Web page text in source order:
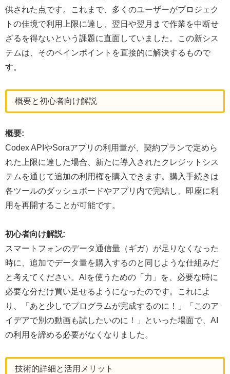
供された点です。これまで、多くのユーザーがプロジェク
トの佳境で利用上限に達し、翌日や翌月まで作業を中断せ
ざるを得ないという課題に直面していました。この新シス
テムは、そのペインポイントを直接的に解決するもので
す。
概要と初心者向け解説
概要:
Codex APIやSoraアプリの利用量が、契約プランで定めら
れた上限に達した場合、新たに導入されたクレジットシス
テムを通じて追加の利用権を購入できます。購入手続きは
各ツールのダッシュボードやアプリ内で完結し、即座に利
用を再開することが可能です。
初心者向け解説:
スマートフォンのデータ通信量（ギガ）が足りなくなった
時に、追加でデータ量を購入するのと同じような仕組みだ
と考えてください。AIを使うための「力」を、必要な時に
必要な分だけ買い足せるようになったのです。これによ
り、「あと少しでプログラムが完成するのに！」「このア
イデアで別の動画も試したいのに！」といった場面で、AI
の利用を諦める必要がなくなりました。
技術的詳細と活用メリット